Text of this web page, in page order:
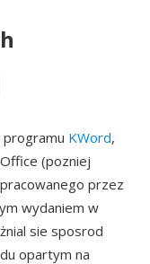
KWord,
(pozniej
przez
wydaniem w
sie sposrod
opartym na